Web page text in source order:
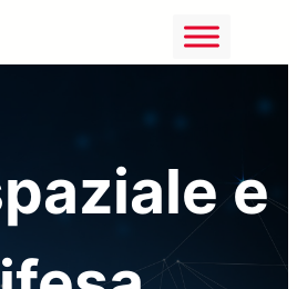
e